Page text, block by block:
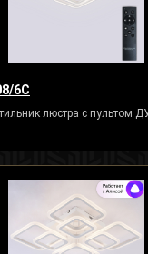
6C
люстра с пультом